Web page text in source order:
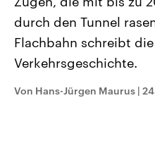
CDU, SPD und FDP regiert.-
Umfragen, Prognosen,
Wahlprogramme, aktuelle
und Hintergründe zu den
und Kandidaten der
Wahl.
Sendungen Programm
durch den Tunnel
Flachbahn schreibt
Verkehrsgeschichte.
Von Hans-Jürgen Maurus |